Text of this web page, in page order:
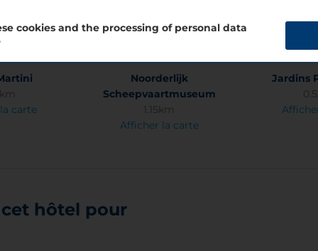
carte
Noorderlijk
Scheepvaartmuseum
1.15km
Afficher la carte
Jardins
hôtel pour
cookies and the processing of personal data